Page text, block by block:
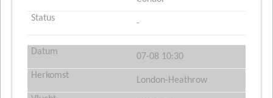
-
07-08 10:30
London-Heathrow